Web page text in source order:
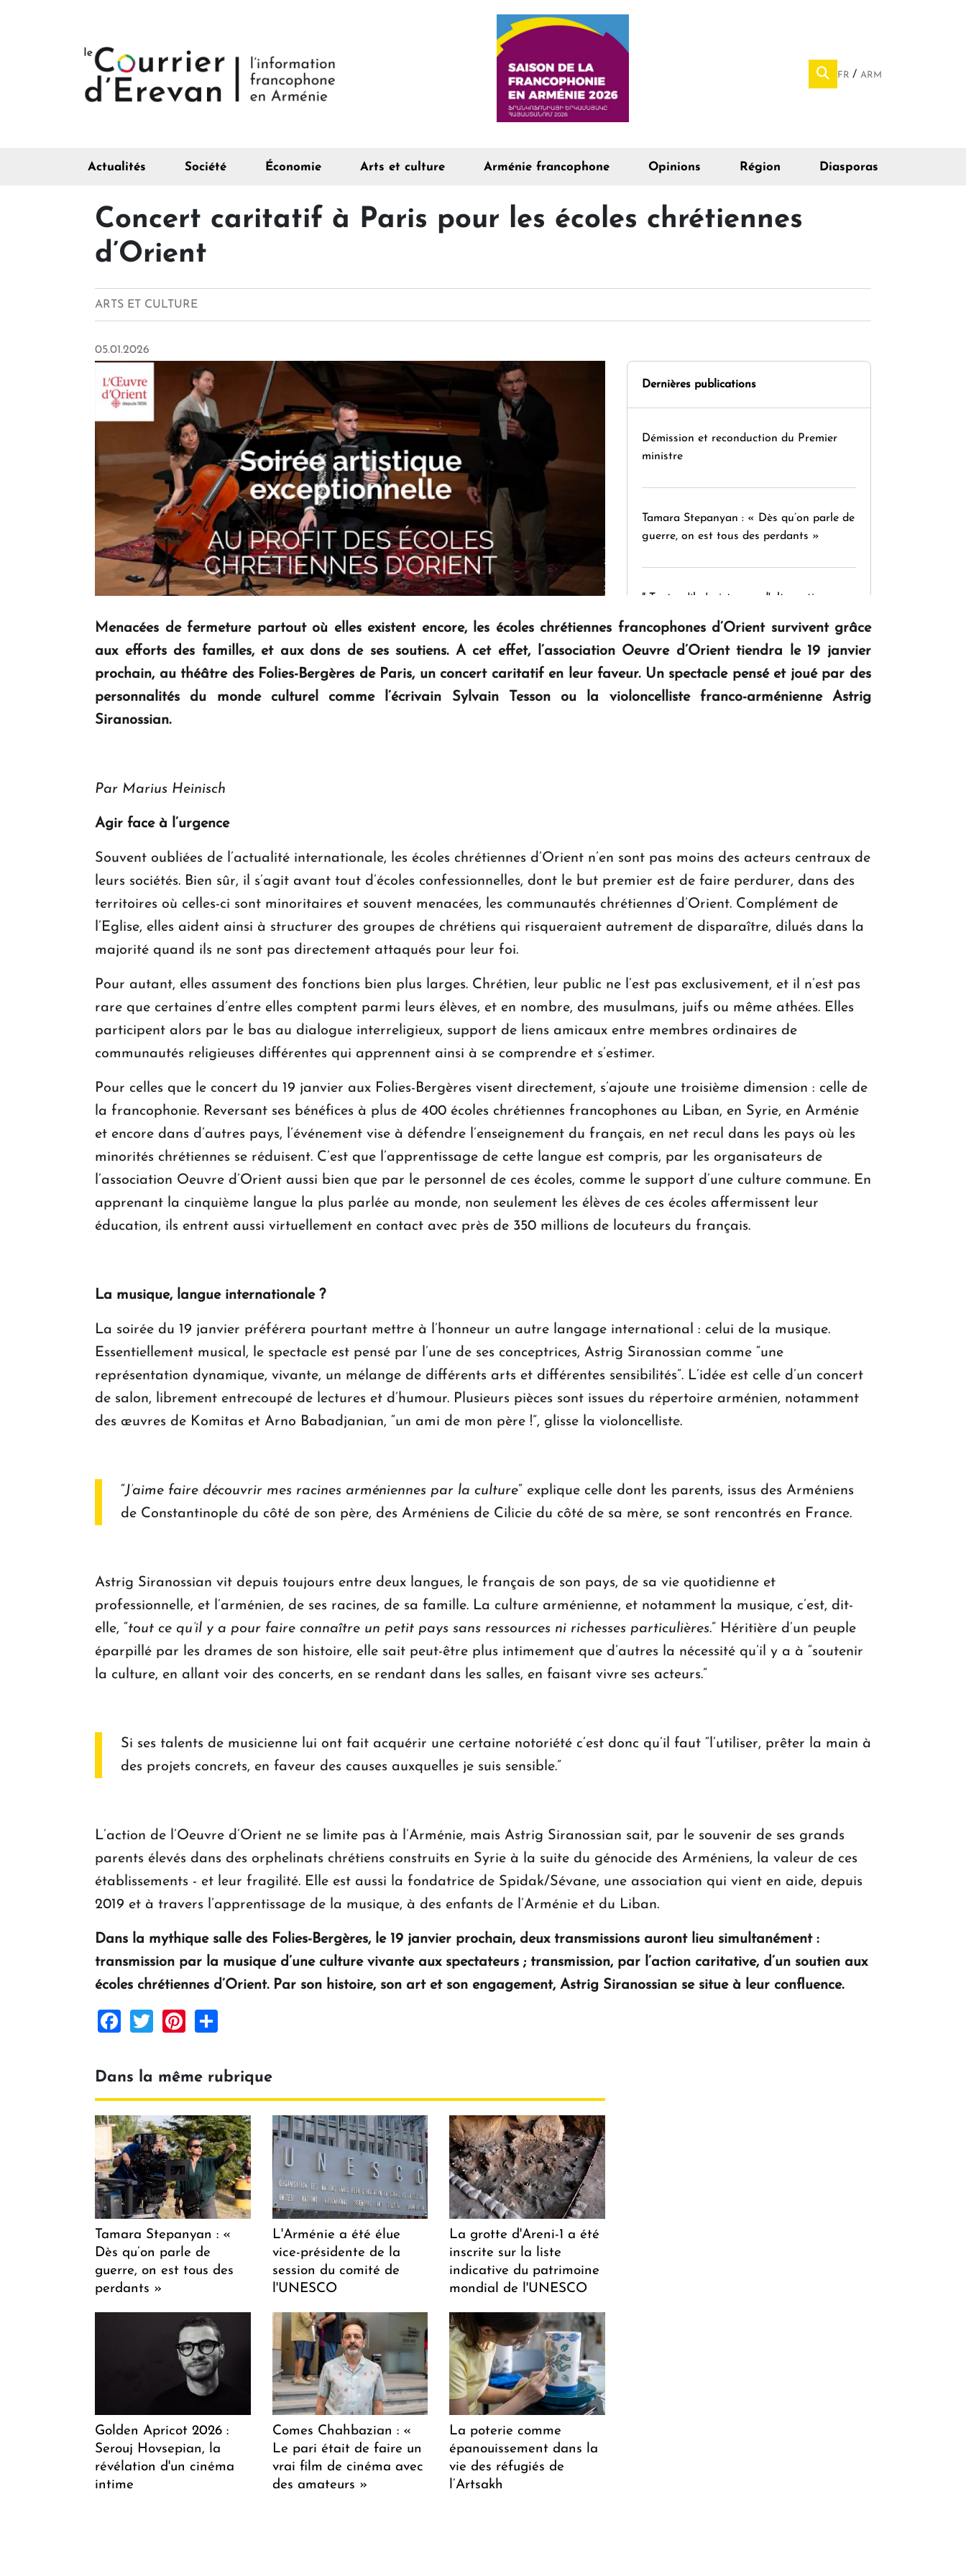
FR ARM
Actualités Société Économie Arts et culture Arménie francophone Opinions Région Diasporas
Concert caritatif à Paris pour les écoles chrétiennes
d’Orient
ARTS ET CULTURE
05.01.2026
Dernières publications
Démission et reconduction du Premier
ministre
Tamara Stepanyan : « Dès qu’on parle de
guerre, on est tous des perdants »
" Tant qu'il n'existe pas d'alternative
se pose pas. "
KASA : 30 ans d'audace, de résilience et
Menacées de fermeture partout où elles existent encore, les écoles chrétiennes francophones d’Orient survivent grâce
aux efforts des familles, et aux dons de ses soutiens. A cet effet, l’association Oeuvre d’Orient tiendra le 19 janvier
prochain, au théâtre des Folies-Bergères de Paris, un concert caritatif en leur faveur. Un spectacle pensé et joué par des
personnalités du monde culturel comme l’écrivain Sylvain Tesson ou la violoncelliste franco-arménienne Astrig
Siranossian.
Par Marius Heinisch
Agir face à l’urgence
Souvent oubliées de l’actualité internationale, les écoles chrétiennes d’Orient n’en sont pas moins des acteurs centraux de
leurs sociétés. Bien sûr, il s’agit avant tout d’écoles confessionnelles, dont le but premier est de faire perdurer, dans des
territoires où celles-ci sont minoritaires et souvent menacées, les communautés chrétiennes d’Orient. Complément de
l’Eglise, elles aident ainsi à structurer des groupes de chrétiens qui risqueraient autrement de disparaître, dilués dans la
majorité quand ils ne sont pas directement attaqués pour leur foi.
Pour autant, elles assument des fonctions bien plus larges. Chrétien, leur public ne l’est pas exclusivement, et il n’est pas
rare que certaines d’entre elles comptent parmi leurs élèves, et en nombre, des musulmans, juifs ou même athées. Elles
participent alors par le bas au dialogue interreligieux, support de liens amicaux entre membres ordinaires de
communautés religieuses différentes qui apprennent ainsi à se comprendre et s’estimer.
Pour celles que le concert du 19 janvier aux Folies-Bergères visent directement, s’ajoute une troisième dimension : celle de
la francophonie. Reversant ses bénéfices à plus de 400 écoles chrétiennes francophones au Liban, en Syrie, en Arménie
et encore dans d’autres pays, l’événement vise à défendre l’enseignement du français, en net recul dans les pays où les
minorités chrétiennes se réduisent. C’est que l’apprentissage de cette langue est compris, par les organisateurs de
l’association Oeuvre d’Orient aussi bien que par le personnel de ces écoles, comme le support d’une culture commune. En
apprenant la cinquième langue la plus parlée au monde, non seulement les élèves de ces écoles affermissent leur
éducation, ils entrent aussi virtuellement en contact avec près de 350 millions de locuteurs du français.
La musique, langue internationale ?
La soirée du 19 janvier préférera pourtant mettre à l’honneur un autre langage international : celui de la musique.
Essentiellement musical, le spectacle est pensé par l’une de ses conceptrices, Astrig Siranossian comme “une
représentation dynamique, vivante, un mélange de différents arts et différentes sensibilités”. L’idée est celle d’un concert
de salon, librement entrecoupé de lectures et d’humour. Plusieurs pièces sont issues du répertoire arménien, notamment
des œuvres de Komitas et Arno Babadjanian, “un ami de mon père !”, glisse la violoncelliste.
“J’aime faire découvrir mes racines arméniennes par la culture” explique celle dont les parents, issus des Arméniens
de Constantinople du côté de son père, des Arméniens de Cilicie du côté de sa mère, se sont rencontrés en France.
Astrig Siranossian vit depuis toujours entre deux langues, le français de son pays, de sa vie quotidienne et
professionnelle, et l’arménien, de ses racines, de sa famille. La culture arménienne, et notamment la musique, c’est, dit-
elle, “tout ce qu’il y a pour faire connaître un petit pays sans ressources ni richesses particulières.” Héritière d’un peuple
éparpillé par les drames de son histoire, elle sait peut-être plus intimement que d’autres la nécessité qu’il y a à “soutenir
la culture, en allant voir des concerts, en se rendant dans les salles, en faisant vivre ses acteurs.”
Si ses talents de musicienne lui ont fait acquérir une certaine notoriété c’est donc qu’il faut “l’utiliser, prêter la main à
des projets concrets, en faveur des causes auxquelles je suis sensible.”
L’action de l’Oeuvre d’Orient ne se limite pas à l’Arménie, mais Astrig Siranossian sait, par le souvenir de ses grands
parents élevés dans des orphelinats chrétiens construits en Syrie à la suite du génocide des Arméniens, la valeur de ces
établissements - et leur fragilité. Elle est aussi la fondatrice de Spidak/Sévane, une association qui vient en aide, depuis
2019 et à travers l’apprentissage de la musique, à des enfants de l’Arménie et du Liban.
Dans la mythique salle des Folies-Bergères, le 19 janvier prochain, deux transmissions auront lieu simultanément :
transmission par la musique d’une culture vivante aux spectateurs ; transmission, par l’action caritative, d’un soutien aux
écoles chrétiennes d’Orient. Par son histoire, son art et son engagement, Astrig Siranossian se situe à leur confluence.
Facebook
TwitterPinterest
Dans la même rubrique
Tamara Stepanyan : «
Dès qu’on parle de
guerre, on est tous des
perdants »
L'Arménie a été élue
vice-présidente de la
session du comité de
l'UNESCO
La grotte d'Areni-1 a été
inscrite sur la liste
indicative du patrimoine
mondial de l'UNESCO
Golden Apricot 2026 :
Serouj Hovsepian, la
révélation d'un cinéma
intime
Comes Chahbazian : «
Le pari était de faire un
vrai film de cinéma avec
des amateurs »
La poterie comme
épanouissement dans la
vie des réfugiés de
l’Artsakh